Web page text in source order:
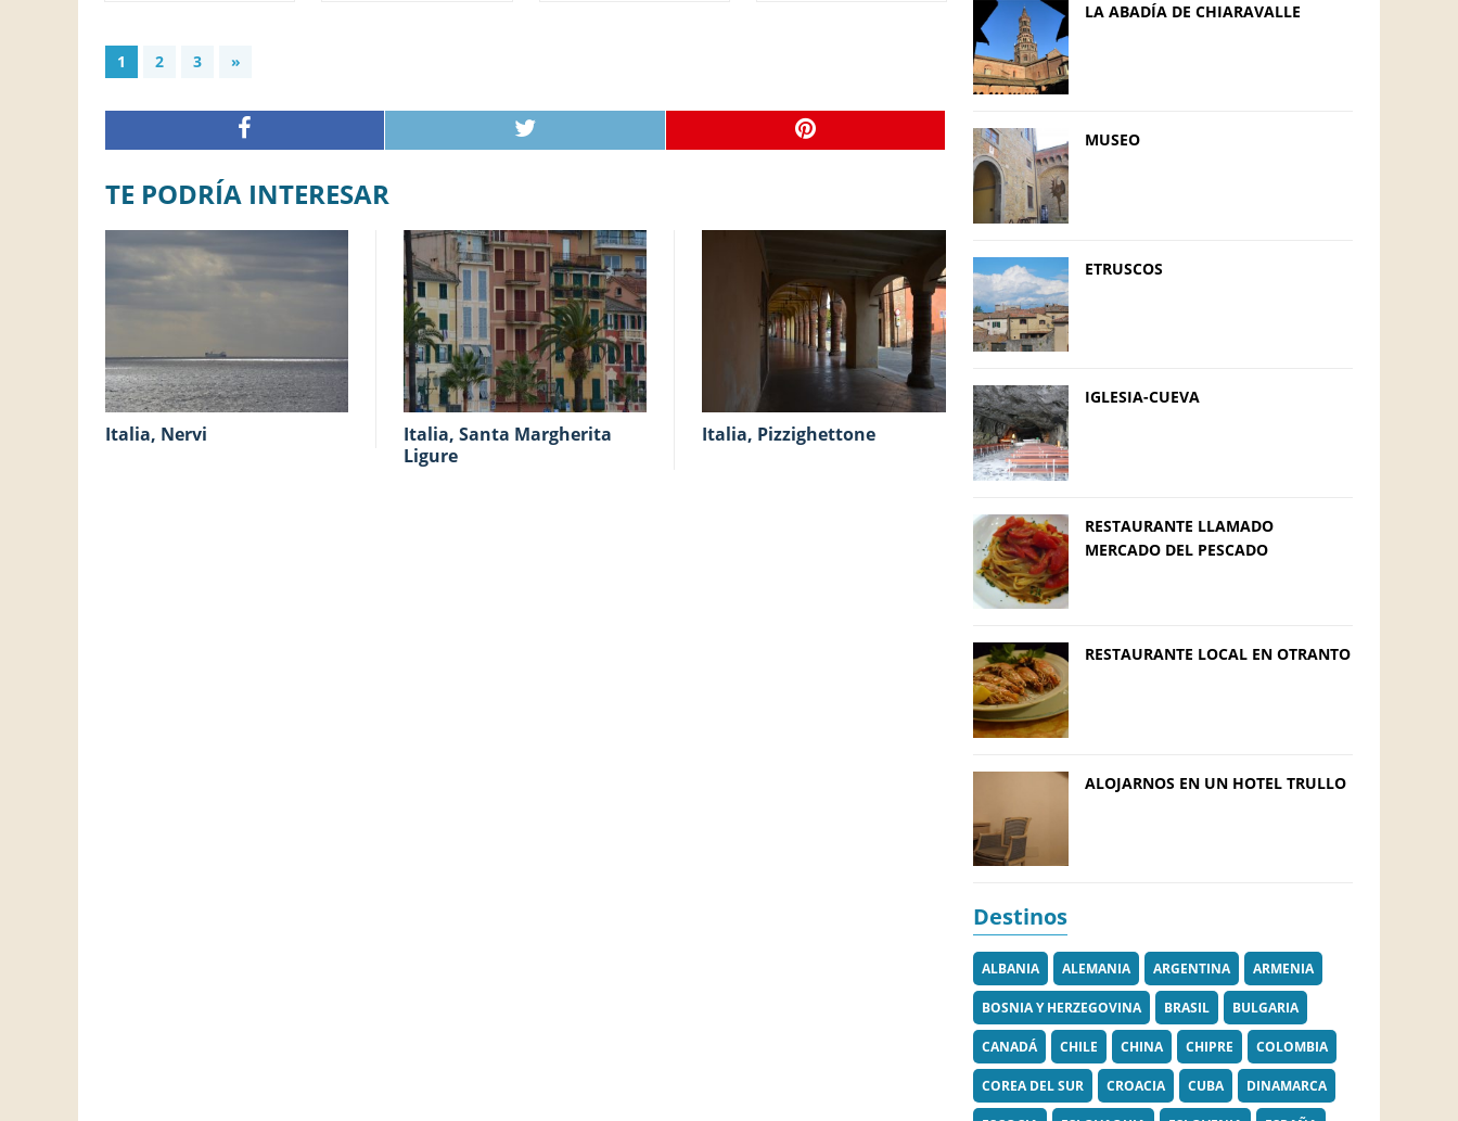
1 2 3 »
TE PODRÍA INTERESAR
Italia, Nervi
Italia, Santa Margherita
Ligure
Italia, Pizzighettone
LA ABADÍA DE CHIARAVALLE
MUSEO
ETRUSCOS
IGLESIA-CUEVA
RESTAURANTE LLAMADO
MERCADO DEL PESCADO
RESTAURANTE LOCAL EN OTRANTO
ALOJARNOS EN UN HOTEL TRULLO
Destinos
ALBANIA ALEMANIA ARGENTINA ARMENIA
BOSNIA Y HERZEGOVINA BRASIL BULGARIA
CANADÁ CHILE CHINA CHIPRE COLOMBIA
COREA DEL SUR CROACIA CUBA DINAMARCA